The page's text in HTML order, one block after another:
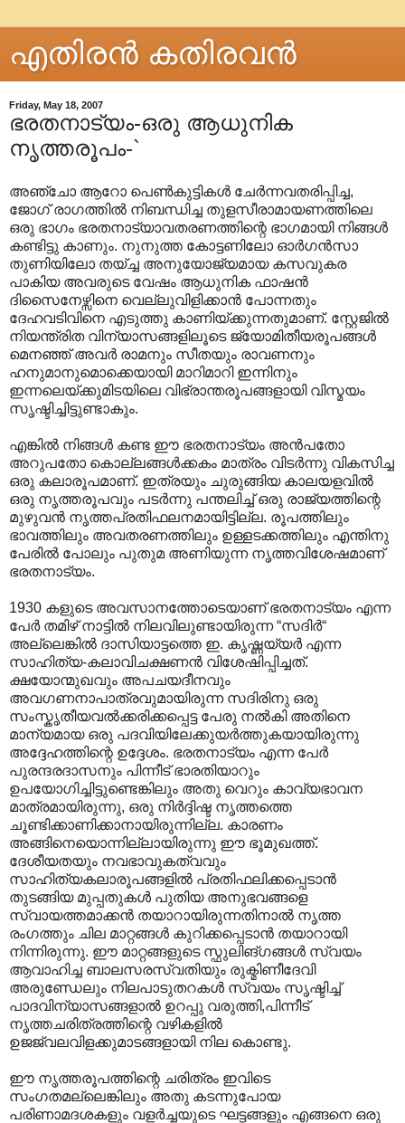
എതിരന്‍ കതിരവന്‍
Friday, May 18, 2007
ഭരതനാട്യം-ഒരു ആധുനിക
നൃത്തരൂപം-`
അഞ്ചോ ആറോ പെണ്‍കുട്ടികള്‍ ചേര്‍ന്നവതരിപ്പിച്ച,
ജോഗ് രാഗത്തില്‍ നിബന്ധിച്ച തുളസീരാമായണത്തിലെ
ഒരു ഭാഗം ഭരതനാട്യാവതരണത്തിന്റെ ഭാഗമായി നിങ്ങള്‍
കണ്ടിട്ടു കാണും. നുനുത്ത കോട്ടണിലോ ഓര്‍ഗന്‍സാ
തുണിയിലോ തയ്ച്ച അനുയോജ്യമായ കസവുകര
പാകിയ അവരുടെ വേഷം ആധുനിക ഫാഷന്‍
ദിസൈനേഴ്സിനെ വെല്ലുവിളിക്കാന്‍ പോന്നതും
ദേഹവടിവിനെ എടുത്തു കാണിയ്ക്കുന്നതുമാണ്. സ്റ്റേജില്‍
നിയന്ത്രിത വിന്യാസങ്ങളിലൂടെ ജ്യോമിതീയരൂപങ്ങള്‍
മെനഞ്ഞ് അവര്‍ രാമനും സീതയും രാവണനും
ഹനുമാനുമൊക്കെയായി മാറിമാറി ഇന്നിനും
ഇന്നലെയ്ക്കുമിടയിലെ വിഭ്രാന്തരൂപങ്ങളായി വിസ്മയം
സൃഷ്ടിച്ചിട്ടുണ്ടാകും.
എങ്കില്‍ നിങ്ങള്‍ കണ്ട ഈ ഭരതനാട്യം അന്‍പതോ
അറുപതോ കൊല്ലങ്ങള്‍ക്കകം മാത്രം വിടര്‍ന്നു വികസിച്ച
ഒരു കലാരൂപമാണ്. ഇത്രയും ചുരുങ്ങിയ കാലയളവില്‍
ഒരു നൃത്തരൂപവും പടര്‍ന്നു പന്തലിച്ച് ഒരു രാജ്യത്തിന്റെ
മുഴുവന്‍ നൃത്തപ്രതിഫലനമായിട്ടില്ല. രൂപത്തിലും
ഭാവത്തിലും അവതരണത്തിലും ഉള്ളടക്കത്തിലും എന്തിനു
പേരില്‍ പോലും പുതുമ അണിയുന്ന നൃത്തവിശേഷമാണ്
ഭരതനാട്യം.
1930 കളുടെ അവസാനത്തോടെയാണ് ഭരതനാട്യം എന്ന
പേര്‍ തമിഴ് നാട്ടില്‍ നിലവിലുണ്ടായിരുന്ന “സദിര്‍“
അല്ലെങ്കില്‍ ദാസിയാട്ടത്തെ ഇ. കൃഷ്ണയ്യര്‍ എന്ന
സാഹിത്യ-കലാവിചക്ഷണന്‍ വിശേഷിപ്പിച്ചത്.
ക്ഷയോന്മുഖവും അപചയദീനവും
അവഗണനാപാത്രവുമായിരുന്ന സദിരിനു ഒരു
സംസ്കൃതീയവല്‍ക്കരിക്കപ്പെട്ട പേരു നല്‍കി അതിനെ
മാന്യമായ ഒരു പദവിയിലേക്കുയര്‍ത്തുകയായിരുന്നു
അദ്ദേഹത്തിന്റെ ഉദ്ദേശം. ഭരതനാട്യം എന്ന പേര്‍
പുരന്ദരദാസനും പിന്നീട് ഭാരതിയാറും
ഉപയോഗിച്ചിട്ടുണ്ടെങ്കിലും അതു വെറും കാവ്യഭാവന
മാത്രമായിരുന്നു, ഒരു നിര്‍ദ്ദിഷ്ട നൃത്തത്തെ
ചൂണ്ടിക്കാണിക്കാനായിരുന്നില്ല. കാരണം
അങ്ങിനെയൊന്നില്ലായിരുന്നു ഈ ഭൂമുഖത്ത്.
ദേശീയതയും നവഭാവുകത്വവും
സാഹിത്യകലാരൂപങ്ങളില്‍ പ്രതിഫലിക്കപ്പെടാന്‍
തുടങ്ങിയ മുപ്പതുകള്‍ പുതിയ അനുഭവങ്ങളെ
സ്വായത്തമാക്കന്‍ തയാറായിരുന്നതിനാല്‍ നൃത്ത
രംഗത്തും ചില മാറ്റങ്ങള്‍ കുറിക്കപ്പെടാന്‍ തയാറായി
നിന്നിരുന്നു. ഈ മാറ്റങ്ങളുടെ സ്ഫുലിങ്ഗങ്ങള്‍ സ്വയം
ആവാഹിച്ച ബാലസരസ്വതിയും രുക്മിണീദേവി
അരുണ്ഡേലും നിലപാടുതറകള്‍ സ്വയം സൃഷ്ടിച്ച്
പാദവിന്യാസങ്ങളാല്‍ ഉറപ്പു വരുത്തി,പിന്നീട്
നൃത്തചരിത്രത്തിന്റെ വഴികളില്‍
ഉജജ്വലവിളക്കുമാടങ്ങളായി നില കൊണ്ടു.
ഈ നൃത്തരൂപത്തിന്റെ ചരിത്രം ഇവിടെ
സംഗതമല്ലെങ്കിലും അതു കടന്നുപോയ
പരിണാമദശകളും വളര്‍ച്ചയുടെ ഘട്ടങ്ങളും എങ്ങനെ ഒരു